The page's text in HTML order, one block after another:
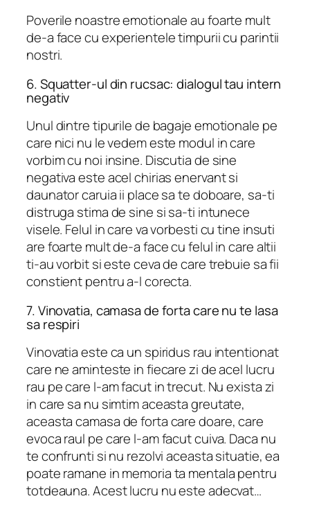
Poverile noastre emotionale au foarte mult
de-a face cu experientele timpurii cu parintii
nostri.
6. Squatter-ul din rucsac: dialogul tau intern
negativ
Unul dintre tipurile de bagaje emotionale pe
care nici nu le vedem este modul in care
vorbim cu noi insine. Discutia de sine
negativa este acel chirias enervant si
daunator caruia ii place sa te doboare, sa-ti
distruga stima de sine si sa-ti intunece
visele. Felul in care va vorbesti cu tine insuti
are foarte mult de-a face cu felul in care altii
ti-au vorbit si este ceva de care trebuie sa fii
constient pentru a-l corecta.
7. Vinovatia, camasa de forta care nu te lasa
sa respiri
Vinovatia este ca un spiridus rau intentionat
care ne aminteste in fiecare zi de acel lucru
rau pe care l-am facut in trecut. Nu exista zi
in care sa nu simtim aceasta greutate,
aceasta camasa de forta care doare, care
evoca raul pe care l-am facut cuiva. Daca nu
te confrunti si nu rezolvi aceasta situatie, ea
poate ramane in memoria ta mentala pentru
totdeauna. Acest lucru nu este adecvat…